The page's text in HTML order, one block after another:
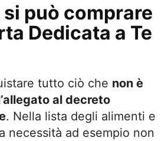
può comprare
Dedicata a Te
tutto ciò che non è
al decreto
. Nella lista degli alimenti e
necessità ad esempio non